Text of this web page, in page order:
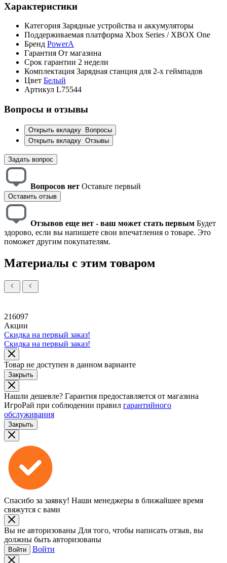
Характеристики
Категория Зарядные устройства и аккумуляторы
Поддерживаемая платформа Xbox Series / XBOX One
Бренд PowerA
Гарантия От магазина
Срок гарантии 2 недели
Комплектация Зарядная станция для 2-x геймпадов
Цвет Белый
Артикул L75544
Вопросы и отзывы
Открыть вкладку
Вопросы
Открыть вкладку Отзывы
Задать вопрос
Вопросов нет Оставьте первый
Оставить отзыв
Отзывов еще нет - ваш может стать первым Будет
здорово, если вы напишете свои впечатления о товаре. Это
поможет другим покупателям.
Материалы с этим товаром
216097
Акции
Скидка на первый заказ!
Скидка на первый заказ!
Товар не доступен в данном варианте
Закрыть
Нашли дешевле? Гарантия предоставляется от магазина
ИгроРай при соблюдении правил гарантийного
обслуживания
Закрыть
Спасибо за заявку! Наши менеджеры в ближайшее время
свяжутся с вами
Вы не авторизованы Для того, чтобы написать отзыв, вы
должны быть авторизованы
Войти Войти